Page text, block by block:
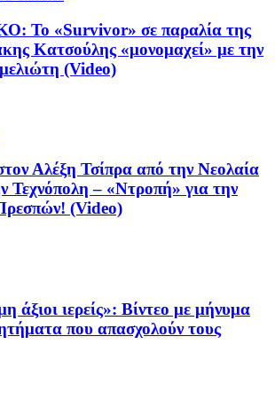
Το «Survivor» σε παραλία της
Κατσούλης «μονομαχεί» με την
(Video)
Αλέξη Τσίπρα από την Νεολαία
– «Ντροπή» για την
(Video)
άξιοι ιερείς»: Βίντεο με μήνυμα
που απασχολούν τους